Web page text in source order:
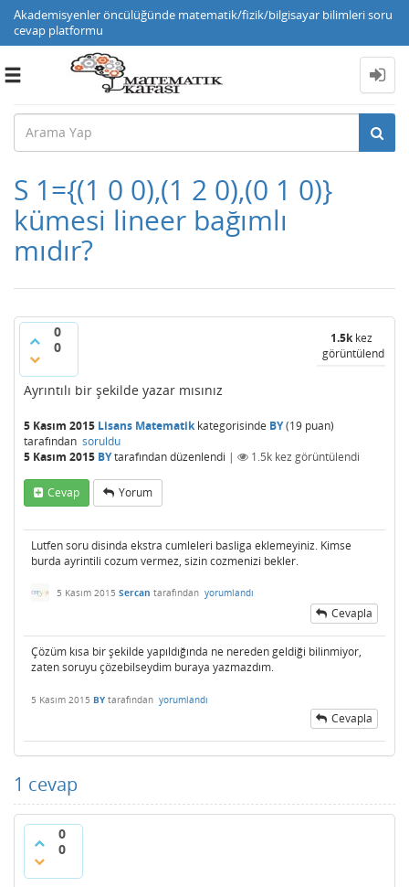
Akademisyenler öncülüğünde matematik/fizik/bilgisayar bilimleri soru
cevap platformu
Toggle
S 1={(1 0 0),(1 2 0),(0 1 0)}
kümesi lineer bağımlı
mıdır?
0
0
1.5kkez
görüntülendi
Ayrıntılı bir şekilde yazar mısınız
5 Kasım 2015 Lisans Matematikkategorisinde BY(19 puan)
tarafından soruldu
5 Kasım 2015 BYtarafındandüzenlendi | 1.5k kez görüntülendi
Cevap Yorum
Lutfen soru disinda ekstra cumleleri basliga eklemeyiniz. Kimse
burda ayrintili cozum vermez, sizin cozmenizi bekler.
5 Kasım 2015 Sercan tarafından yorumlandı
Cevapla
Çözüm kısa bir şekilde yapıldığında ne nereden geldiği bilinmiyor,
zaten soruyu çözebilseydim buraya yazmazdım.
5 Kasım 2015 BY tarafından yorumlandı
Cevapla
1 cevap
0
0